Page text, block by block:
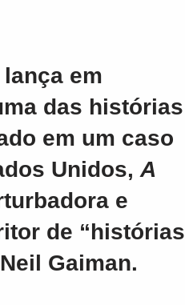
em
das histórias
em um caso
Unidos,A
e
de “histórias
Gaiman.